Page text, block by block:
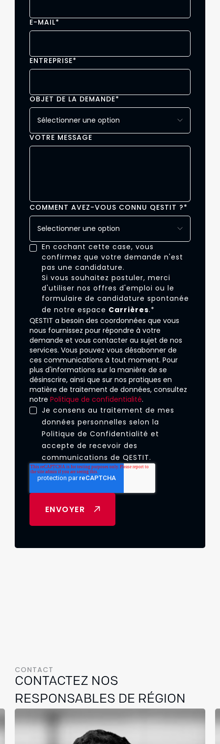
E-MAIL*
ENTREPRISE*
OBJET DE LA DEMANDE*
VOTRE MESSAGE
COMMENT AVEZ-VOUS CONNU QESTIT ?*
En cochant cette case, vous
confirmez que votre demande n'est
pas une candidature.
Si vous souhaitez postuler, merci
d'utiliser nos offres d'emploi ou le
formulaire de candidature spontanée
de notre espace Carrières.*
QESTIT a besoin des coordonnées que vous
nous fournissez pour répondre à votre
demande et vous contacter au sujet de nos
services. Vous pouvez vous désabonner de
ces communications à tout moment. Pour
plus d'informations sur la manière de se
désinscrire, ainsi que sur nos pratiques en
matière de traitement de données, consultez
notre Politique de confidentialité.
Je consens au traitement de mes
données personnelles selon la
Politique de Confidentialité et
accepte de recevoir des
communications de QESTIT.
CONTACT
CONTACTEZ NOS
RESPONSABLES DE RÉGION